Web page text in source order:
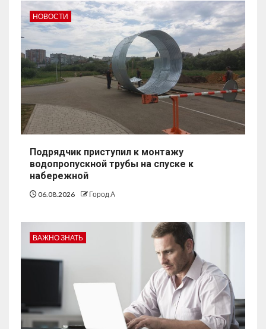
НОВОСТИ
Подрядчик приступил к монтажу
водопропускной трубы на спуске к
набережной
06.08.2026 Город А
ВАЖНО ЗНАТЬ